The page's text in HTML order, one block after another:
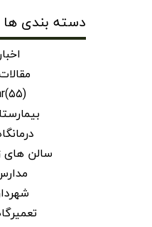
دسته بندی ها
(۵۵)
سالن های